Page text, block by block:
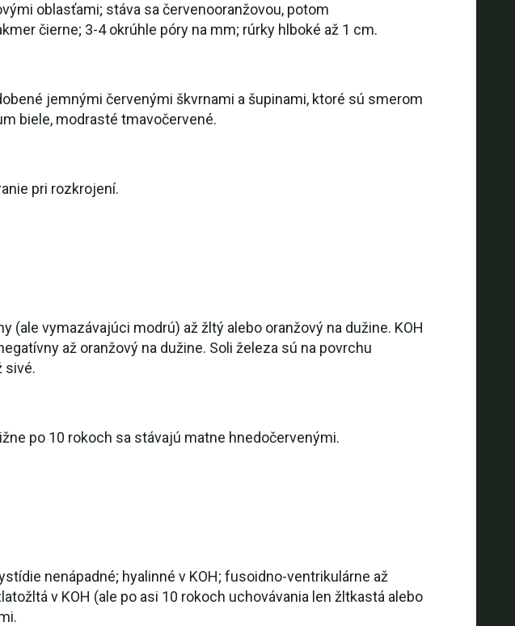
oblasťami; stáva sa červenooranžovou, potom
čierne; 3-4 okrúhle póry na mm; rúrky hlboké až 1 cm.
jemnými červenými škvrnami a šupinami, ktoré sú smerom
biele, modrasté tmavočervené.
pri rozkrojení.
(ale vymazávajúci modrú) až žltý alebo oranžový na dužine. KOH
až oranžový na dužine. Soli železa sú na povrchu
sivé.
po 10 rokoch sa stávajú matne hnedočervenými.
nenápadné; hyalinné v KOH; fusoidno-ventrikulárne až
v KOH (ale po asi 10 rokoch uchovávania len žltkastá alebo